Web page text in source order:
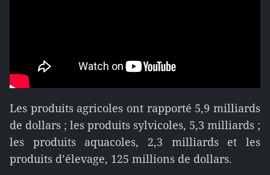
Les produits agricoles ont rapporté 5,9 milliards
de dollars ; les produits sylvicoles, 5,3 milliards ;
les produits aquacoles, 2,3 milliards et les
produits d’élevage, 125 millions de dollars.